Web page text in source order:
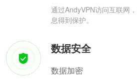
通过AndyVPN访问互联网
息得到保护。
数据安全
数据加密